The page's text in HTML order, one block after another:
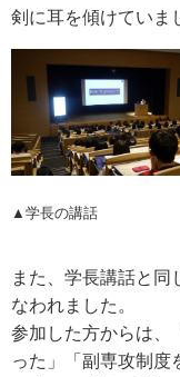
剣に耳を傾けていま
▲学長の講話
また、学長講話と同
なわれました。
参加した方からは、
った」「副専攻制度